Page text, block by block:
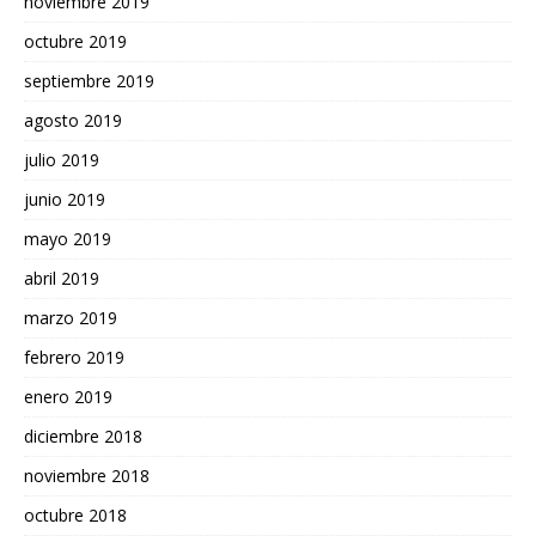
octubre 2019
septiembre 2019
agosto 2019
julio 2019
junio 2019
mayo 2019
abril 2019
marzo 2019
febrero 2019
enero 2019
diciembre 2018
noviembre 2018
octubre 2018